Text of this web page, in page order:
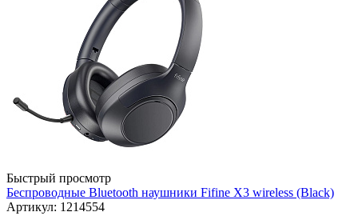
Быстрый просмотр
Беспроводные Bluetooth наушники Fifine X3 wireless (Black)
Артикул: 1214554